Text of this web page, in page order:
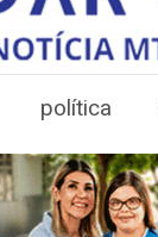
política